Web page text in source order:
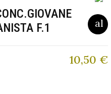
F.1
10,50 €